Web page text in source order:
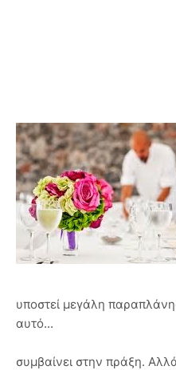
υποστεί μεγάλη
αυτό...
συμβαίνει στην πράξη.